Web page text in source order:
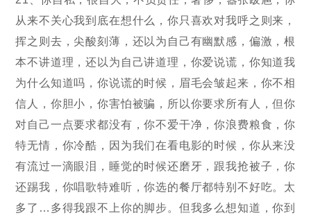
从来不关心我到底在想什么，你只喜欢对我呼之则来，
挥之则去，尖酸刻薄，还以为自己有幽默感，偏激，根
本不讲道理，还以为自己讲道理，你爱说谎，你知道我
为什么知道吗，你说谎的时候，眉毛会皱起来，你不相
信人，你胆小，你害怕被骗，所以你要求所有人，但你
对自己一点要求都没有，你不爱干净，你浪费粮食，你
特无情，你冷酷，因为我们在看电影的时候，你从来没
有流过一滴眼泪，睡觉的时候还磨牙，跟我抢被子，你
还踢我，你唱歌特难听，你选的餐厅都特别不好吃。太
多了…多得我跟不上你的脚步。但我多么想知道，你到